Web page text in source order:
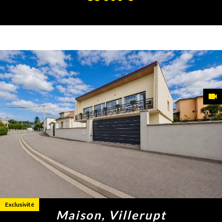
Maison, Villerupt
Exclusivité